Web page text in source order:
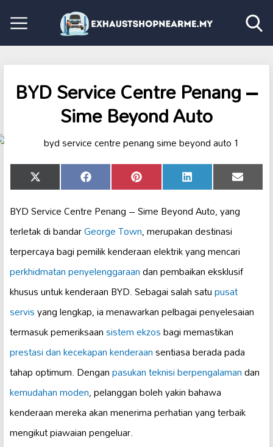
BYD Service Centre Penang –
Sime Beyond Auto
Share
on
X
(Twitter)
Share
on
Facebook Share
on
Pinterest Share
on
LinkedIn Share
on
Email
BYD Service Centre Penang – Sime Beyond Auto, yang
terletak di bandarGeorge Town, merupakan destinasi
terpercaya bagi pemilik kenderaan elektrik yang mencari
perkhidmatan penyelenggaraandan pembaikan eksklusif
khusus untuk kenderaan BYD. Sebagai salah satupusat
servisyang lengkap, ia menawarkan pelbagai penyelesaian
termasuk pemeriksaansistem ekzosbagi memastikan
prestasi dan kecekapan kenderaansentiasa berada pada
tahap optimum. Denganpasukan teknisi berpengalamandan
kemudahan moden, pelanggan boleh yakin bahawa
kenderaan mereka akan menerima perhatian yang terbaik
mengikut piawaian pengeluar.